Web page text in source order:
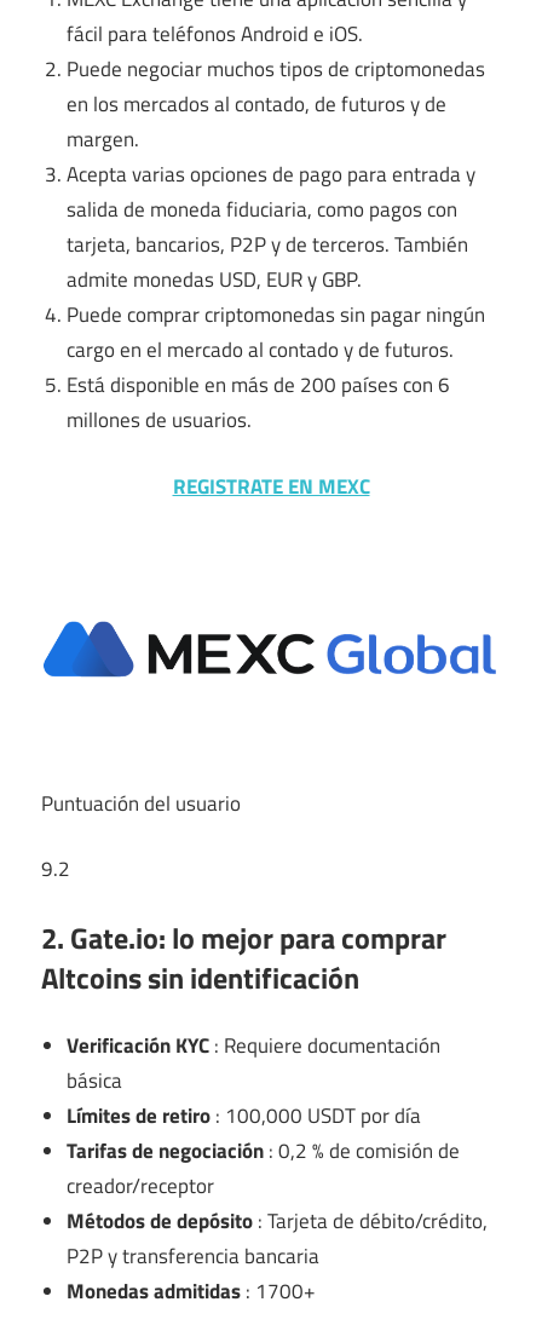
fácil para teléfonos Android e iOS.
Puede negociar muchos tipos de criptomonedas
en los mercados al contado, de futuros y de
margen.
Acepta varias opciones de pago para entrada y
salida de moneda fiduciaria, como pagos con
tarjeta, bancarios, P2P y de terceros. También
admite monedas USD, EUR y GBP.
Puede comprar criptomonedas sin pagar ningún
cargo en el mercado al contado y de futuros.
Está disponible en más de 200 países con 6
millones de usuarios.
REGISTRATE EN MEXC
Puntuación del usuario
9.2
2. Gate.io: lo mejor para comprar
Altcoins sin identificación
Verificación KYC: Requiere documentación
básica
Límites de retiro: 100,000 USDT por día
Tarifas de negociación: 0,2 % de comisión de
creador/receptor
Métodos de depósito: Tarjeta de débito/crédito,
P2P y transferencia bancaria
Monedas admitidas: 1700+